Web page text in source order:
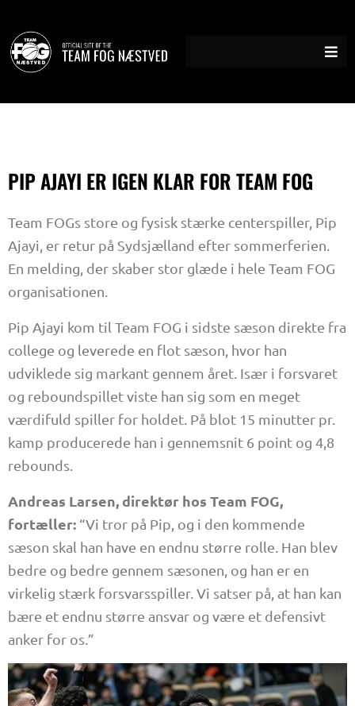
indholdet
PIP AJAYI ER IGEN KLAR FOR TEAM FOG
Team FOGs store og fysisk stærke centerspiller, Pip
Ajayi, er retur på Sydsjælland efter sommerferien.
En melding, der skaber stor glæde i hele Team FOG
organisationen.
Pip Ajayi kom til Team FOG i sidste sæson direkte fra
college og leverede en flot sæson, hvor han
udviklede sig markant gennem året. Især i forsvaret
og reboundspillet viste han sig som en meget
værdifuld spiller for holdet. På blot 15 minutter pr.
kamp producerede han i gennemsnit 6 point og 4,8
rebounds.
Andreas Larsen, direktør hos Team FOG,
fortæller: “Vi tror på Pip, og i den kommende
sæson skal han have en endnu større rolle. Han blev
bedre og bedre gennem sæsonen, og han er en
virkelig stærk forsvarsspiller. Vi satser på, at han kan
bære et endnu større ansvar og være et defensivt
anker for os.”